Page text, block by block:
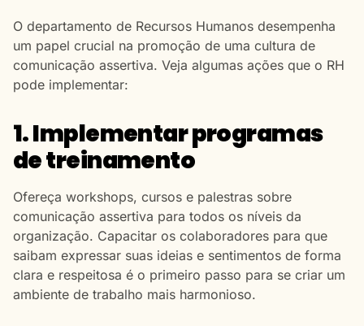
O departamento de Recursos Humanos desempenha
um papel crucial na promoção de uma cultura de
comunicação assertiva. Veja algumas ações que o RH
pode implementar:
1. Implementar programas
de treinamento
Ofereça workshops, cursos e palestras sobre
comunicação assertiva para todos os níveis da
organização. Capacitar os colaboradores para que
saibam expressar suas ideias e sentimentos de forma
clara e respeitosa é o primeiro passo para se criar um
ambiente de trabalho mais harmonioso.